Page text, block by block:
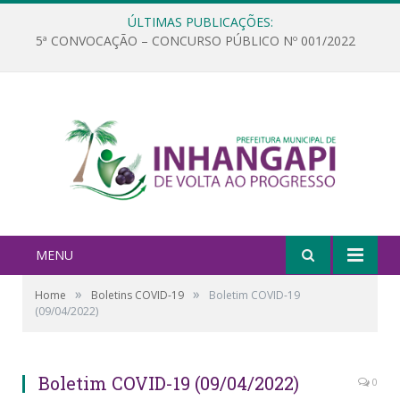
ÚLTIMAS PUBLICAÇÕES:
5ª CONVOCAÇÃO – CONCURSO PÚBLICO Nº 001/2022
MENU
Home » Boletins COVID-19 »
Boletim COVID-19
(09/04/2022)
Boletim COVID-19 (09/04/2022) 0